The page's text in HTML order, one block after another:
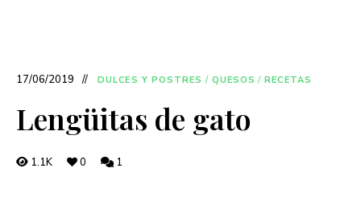
17/06/2019 DULCES Y POSTRES / QUESOS / RECETAS
Lengüitas de gato
1.1K 0 1